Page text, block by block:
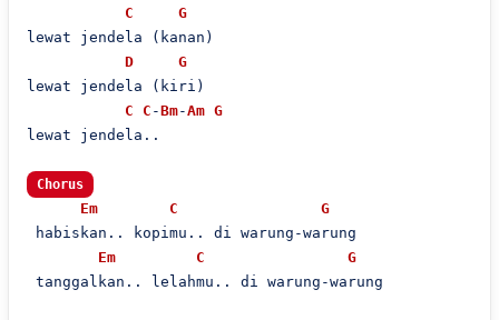
C
G
lewat jendela (kanan)
D
G
lewat jendela (kiri)
C
C -Bm-Am G
lewat jendela..
Chorus
Em C
G
habiskan.. kopimu.. di warung-warung
Em
C
G
tanggalkan.. lelahmu.. di warung-warung